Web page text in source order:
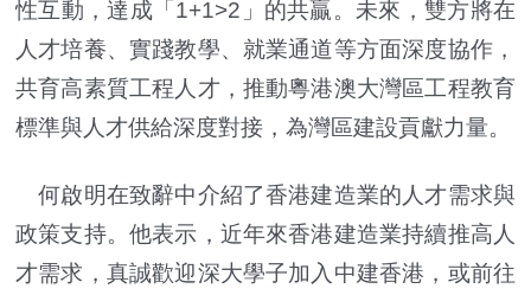
性互動，達成「1+1>2」的共贏。未來，雙方將在
人才培養、實踐教學、就業通道等方面深度協作，
共育高素質工程人才，推動粵港澳大灣區工程教育
標準與人才供給深度對接，為灣區建設貢獻力量。
何啟明在致辭中介紹了香港建造業的人才需求與
政策支持。他表示，近年來香港建造業持續推高人
才需求，真誠歡迎深大學子加入中建香港，或前往